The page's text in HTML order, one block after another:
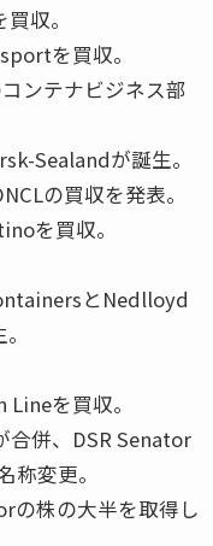
収。
を買収。
ンテナビジネス部
Sealandが誕生。
の買収を発表。
を買収。
とNedlloyd
を買収。
併、DSR Senator
変更。
の株の大半を取得し